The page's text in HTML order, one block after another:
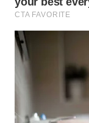
PAKPAK
KARAWANG